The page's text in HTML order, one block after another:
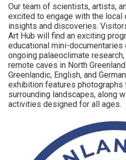
Our team of scientists, artists,
excited to engage with the local
insights and discoveries.
Art Hub will find an exciting
educational mini-documentaries
ongoing palaeoclimate
remote caves in North
Greenlandic, English, and
exhibition features photographs
surrounding landscapes, along
activities designed for all ages.